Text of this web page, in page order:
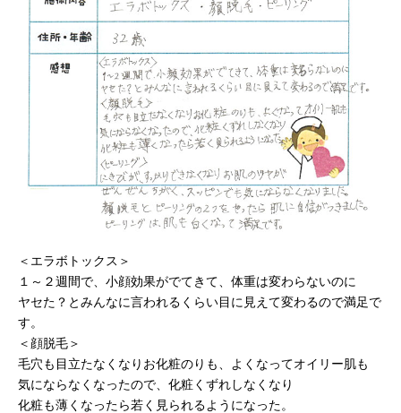
＜エラボトックス＞
１～２週間で、小顔効果がでてきて、体重は変わらないのに
ヤセた？とみんなに言われるくらい目に見えて変わるので満足で
す。
＜顔脱毛＞
毛穴も目立たなくなりお化粧のりも、よくなってオイリー肌も
気にならなくなったので、化粧くずれしなくなり
化粧も薄くなったら若く見られるようになった。